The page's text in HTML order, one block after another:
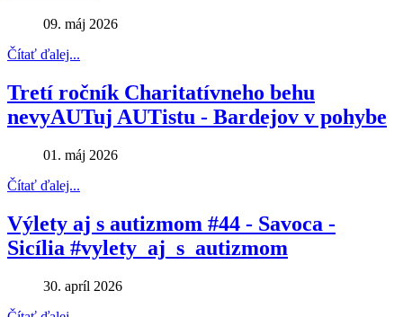
09. máj 2026
Čítať ďalej...
Tretí ročník Charitatívneho behu
nevyAUTuj AUTistu - Bardejov v pohybe
01. máj 2026
Čítať ďalej...
Výlety aj s autizmom #44 - Savoca -
Sicília #vylety_aj_s_autizmom
30. apríl 2026